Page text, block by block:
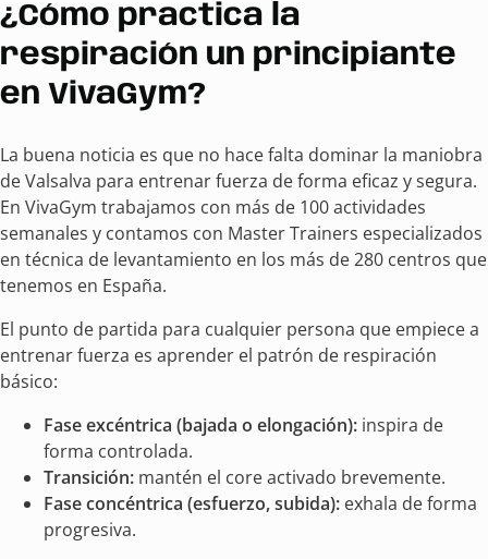
¿Cómo practica la
respiración un principiante
en VivaGym?
La buena noticia es que no hace falta dominar la maniobra
de Valsalva para entrenar fuerza de forma eficaz y segura.
En VivaGym trabajamos con más de 100 actividades
semanales y contamos con Master Trainers especializados
en técnica de levantamiento en los más de 280 centros que
tenemos en España.
El punto de partida para cualquier persona que empiece a
entrenar fuerza es aprender el patrón de respiración
básico:
Fase excéntrica (bajada o elongación): inspira de
forma controlada.
Transición: mantén el core activado brevemente.
Fase concéntrica (esfuerzo, subida): exhala de forma
progresiva.